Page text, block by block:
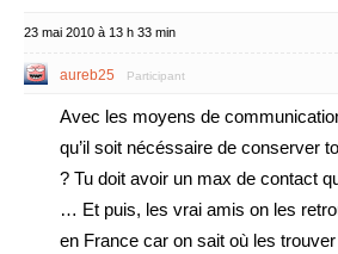
23 mai 2010 à 13 h 33 min
aureb25 Participant
Avec les moyens de
qu’il soit nécéssaire de conserver
? Tu doit avoir un max de contact
… Et puis, les vrai amis on les
en France car on sait où les trouver